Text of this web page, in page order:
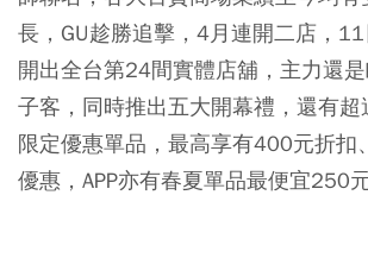
長，GU趁勝追擊，4月連開二店，
開出全台第24間實體店舖，主力還
子客，同時推出五大開幕禮，還有
限定優惠單品，最高享有400元折扣
優惠，APP亦有春夏單品最便宜250